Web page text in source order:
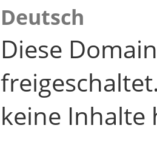
Deutsch
Diese
keine Inhalte